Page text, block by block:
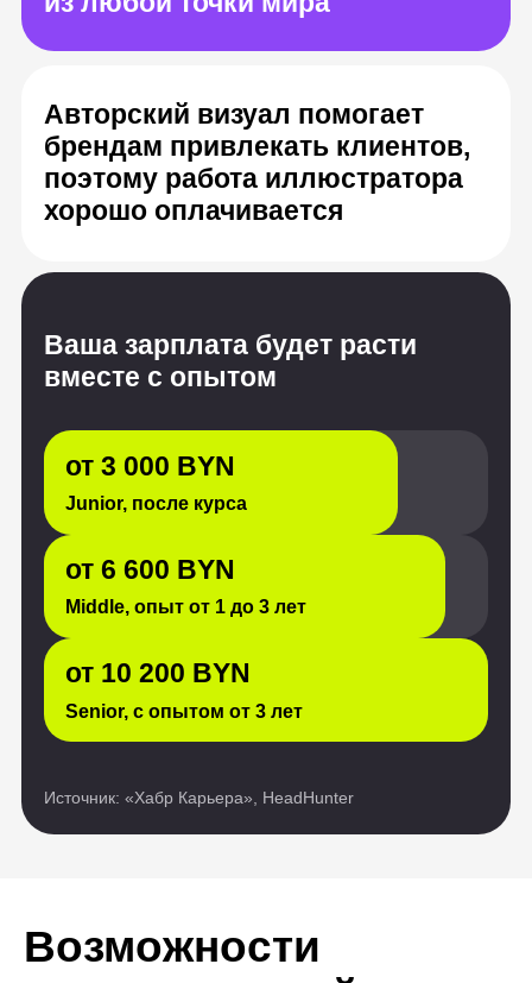
Ваша зарплата будет расти
вместе с опытом
от 3 000 BYN
от 10 200 BYN
Источник: «Хабр Карьера», HeadHunter
Возможности
пользователей
нашей платформы
безграничны
Истории обычных людей,
своей силой и вдохновляют
на подобные перемены.